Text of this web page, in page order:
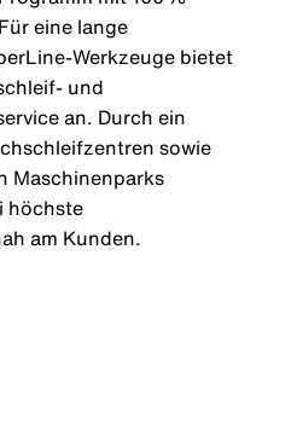
eine lange
Werkzeuge bietet
und
an. Durch ein
sowie
Maschinenparks
höchste
am Kunden.